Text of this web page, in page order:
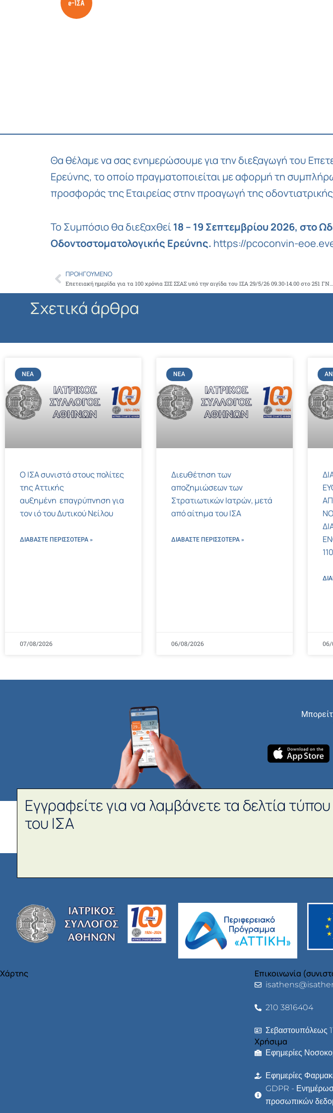
Θα θέλαμε να σας ενημερώσουμε για την διεξαγωγή του
Ερεύνης, το οποίο πραγματοποιείται με αφορμή τη
προσφοράς της Εταιρείας στην προαγωγή της
Το Συμπόσιο θα διεξαχθεί18 – 19 Σεπτεμβρίου 2026, στο
Οδοντοστοματολογικής Ερεύνης. https://pcoconvin-
Prev
ΠΡΟΗΓΟΎΜΕΝΟ
Επετειακή ημερίδα για τα 100 χρόνια ΣΙΣ ΣΣΑΣ υπό την αιγίδα του ΙΣΑ 29/5/26 09.30-14.00 στο 251 ΓΝΑ
Σχετικά άρθρα
ΝΈΑ
Ο ΙΣΑ συνιστά στους πολίτες
της Αττικής
αυξημένη επαγρύπνηση για
τον ιό του Δυτικού Νείλου
ΔΙΑΒΑΣΤΕ ΠΕΡΙΣΣΌΤΕΡΑ »
07/08/2026
ΝΈΑ
Διευθέτηση των
αποζημιώσεων των
Στρατιωτικών Ιατρών, μετά
από αίτημα του ΙΣΑ
ΔΙΑΒΑΣΤΕ ΠΕΡΙΣΣΌΤΕΡΑ »
06/08/2026 06/
Εγγραφείτε για να λαμβάνετε τα δελτία τύπου
του ΙΣΑ
Χάρτης Επικοινωνία
210 3816404
Σεβαστουπόλεως
Χρήσιμα
Εφημερίες
Εφημερίες
GDPR -
προσωπικών